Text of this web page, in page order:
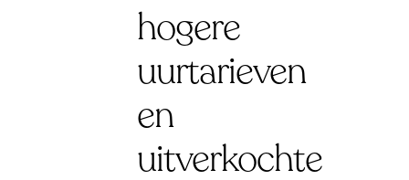
hogere
uurtarieven
en
uitverkochte